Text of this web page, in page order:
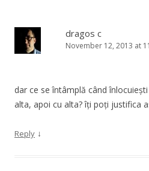
dragos c
November 12, 2013 at
dar ce se întâmplă când
alta, apoi cu alta? îți poți justifica
Reply ↓